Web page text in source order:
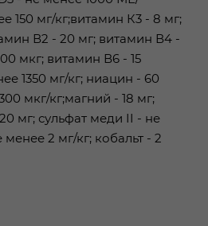
150 мг/кг;витамин К3 - 8 мг;
В2 - 20 мг; витамин В4 -
мкг; витамин В6 - 15
1350 мг/кг; ниацин - 60
мкг/кг;магний - 18 мг;
мг; сульфат меди II - не
2 мг/кг; кобальт - 2